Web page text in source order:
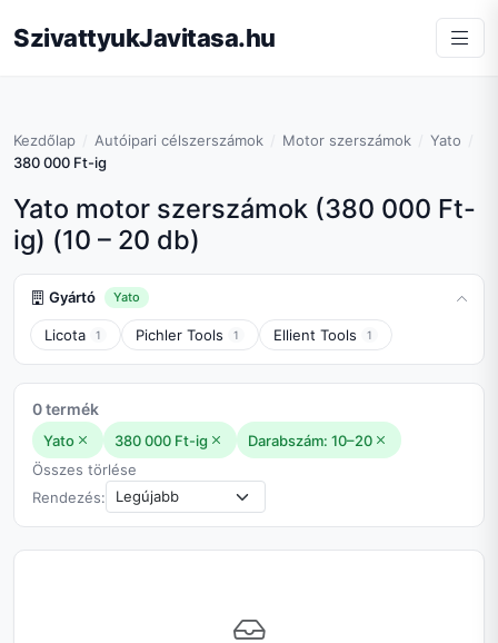
SzivattyukJavitasa.hu
Kezdőlap Autóipari célszerszámok Motor szerszámok
Yato
380 000 Ft-ig
Yato motor szerszámok (380 000 Ft-
ig) (10 – 20 db)
Gyártó Yato
Licota 1 Pichler Tools 1 Ellient Tools 1
0 termék
Yato 380 000 Ft-ig
Darabszám: 10–20
Összes törlése
Rendezés: